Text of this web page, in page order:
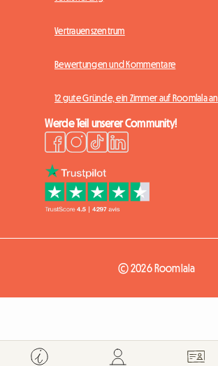
Vertrauenszentrum
Bewertungen und Kommentare
12 gute Gründe, ein Zimmer auf Roomlala
Werde Teil unserer Community!
© 2026 Roomlala